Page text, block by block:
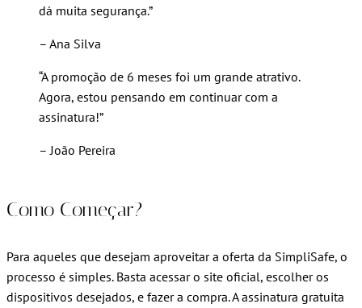
dá muita segurança.”
– Ana Silva
“A promoção de 6 meses foi um grande atrativo.
Agora, estou pensando em continuar com a
assinatura!”
– João Pereira
Como Começar?
Para aqueles que desejam aproveitar a oferta da SimpliSafe, o
processo é simples. Basta acessar o site oficial, escolher os
dispositivos desejados, e fazer a compra. A assinatura gratuita